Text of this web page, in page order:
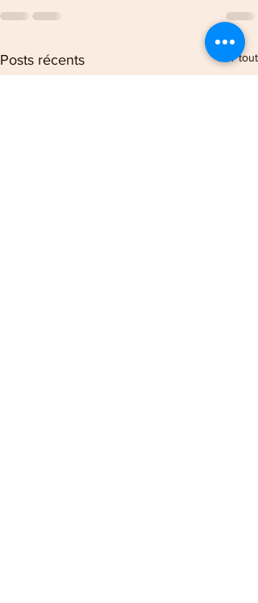
Posts récents Voir tout